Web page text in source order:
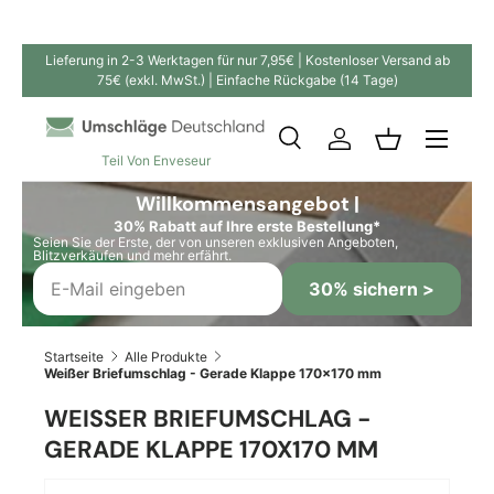
Direkt zum Inhalt
Lieferung in 2-3 Werktagen für nur 7,95€ | Kostenloser Versand ab
75€ (exkl. MwSt.) | Einfache Rückgabe (14 Tage)
Teil Von Enveseur
SuchenSuchen
SucheEinloggen
Willkommensangebot |
30% Rabatt auf Ihre erste Bestellung*
Seien Sie der Erste, der von unseren exklusiven Angeboten,
Blitzverkäufen und mehr erfährt.
30% sichern >
Startseite
Alle Produkte
Weißer Briefumschlag - Gerade Klappe 170x170 mm
WEISSER BRIEFUMSCHLAG - G
ERADE KLAPPE 170X170 MM